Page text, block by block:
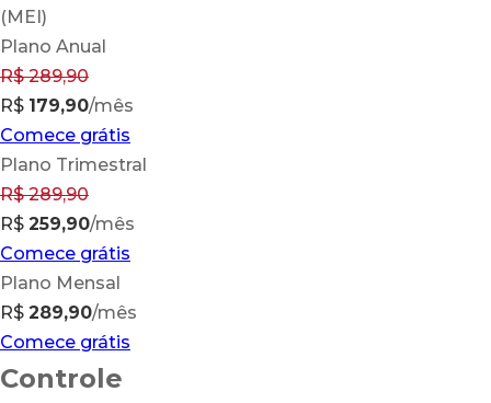
(MEI)
Plano Anual
R$289,90
R$ 179,90/mês
Comece grátis
Plano Trimestral
R$289,90
R$ 259,90/mês
Comece grátis
Plano Mensal
R$ 289,90/mês
Comece grátis
Controle